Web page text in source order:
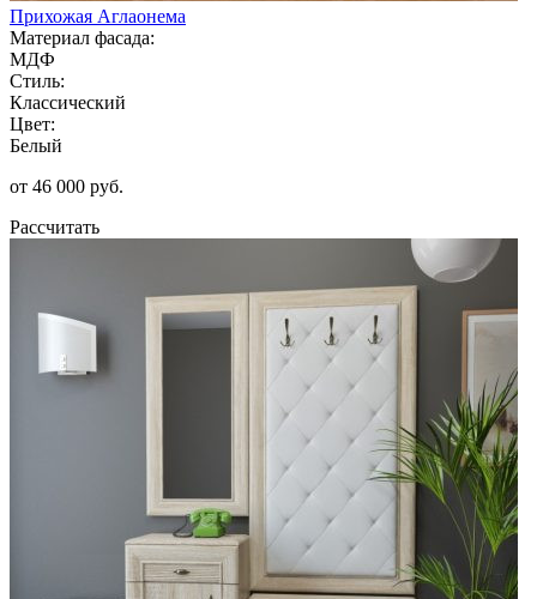
Прихожая Аглаонема
Материал фасада:
МДФ
Стиль:
Классический
Цвет:
Белый
от 46 000 руб.
Рассчитать